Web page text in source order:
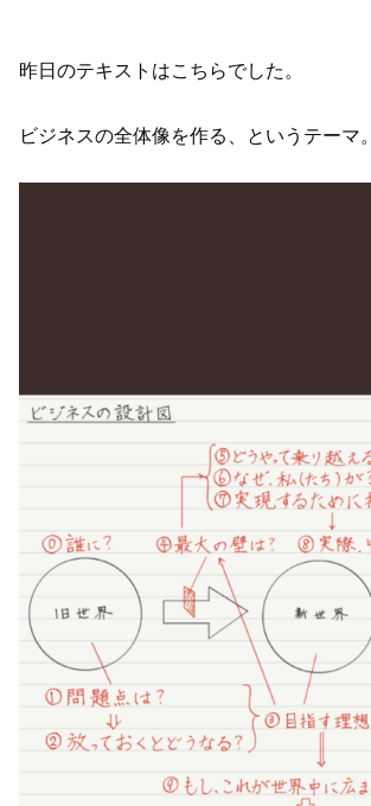
昨日のテキストはこちらでした。
ビジネスの全体像を作る、というテーマ。